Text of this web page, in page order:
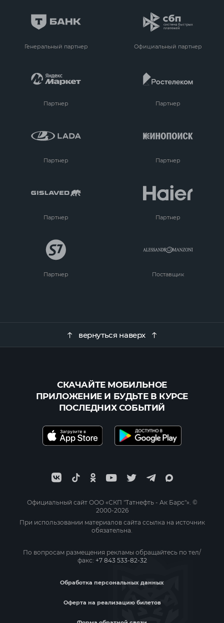
Генеральный партнер Официальный партнер
Партнер Партнер
Партнер Партнер
Партнер Партнер
Партнер Поставщик
вернуться наверх
Официальный сайт ООО «СКП "Татнефть - Ак Барс"». ©
2000-2026
При использовании материалов сайта ссылка на источник
обязательна.
По вопросам размещения рекламы обращайтесь по тел/
факс: +7 843 533-82-32
Обработка персональных данных
Оферта на реализацию билетов
СКАЧАЙТЕ МОБИЛЬНОЕ
ПРИЛОЖЕНИЕ И БУДЬТЕ В КУРСЕ
ПОСЛЕДНИХ СОБЫТИЙ